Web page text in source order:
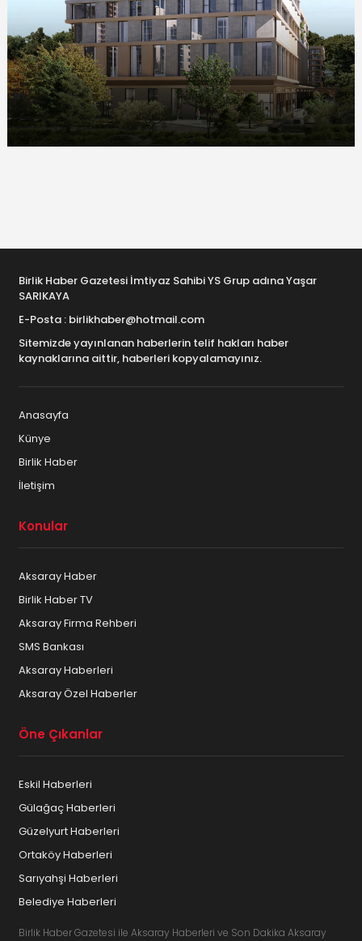
Birlik Haber Gazetesi İmtiyaz Sahibi YS Grup adına Yaşar
SARIKAYA
E-Posta : birlikhaber@hotmail.com
Sitemizde yayınlanan haberlerin telif hakları haber
kaynaklarına aittir, haberleri kopyalamayınız.
Anasayfa
Künye
Birlik Haber
İletişim
Konular
Aksaray Haber
Birlik Haber TV
Aksaray Firma Rehberi
SMS Bankası
Aksaray Haberleri
Aksaray Özel Haberler
Öne Çıkanlar
Eskil Haberleri
Gülağaç Haberleri
Güzelyurt Haberleri
Ortaköy Haberleri
Sarıyahşi Haberleri
Belediye Haberleri
Birlik Haber Gazetesi ile Aksaray Haberleri ve Son Dakika Aksaray